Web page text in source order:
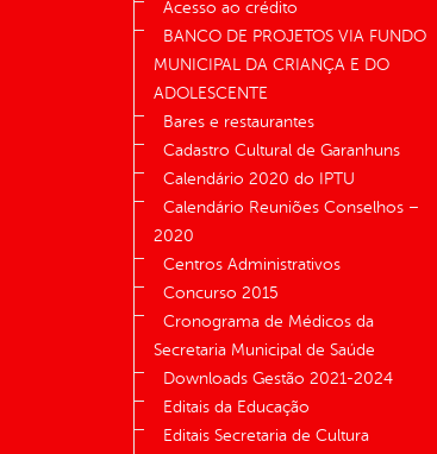
Acesso ao crédito
BANCO DE PROJETOS VIA FUNDO
MUNICIPAL DA CRIANÇA E DO
ADOLESCENTE
Bares e restaurantes
Cadastro Cultural de Garanhuns
Calendário 2020 do IPTU
Calendário Reuniões Conselhos –
2020
Centros Administrativos
Concurso 2015
Cronograma de Médicos da
Secretaria Municipal de Saúde
Downloads Gestão 2021-2024
Editais da Educação
Editais Secretaria de Cultura